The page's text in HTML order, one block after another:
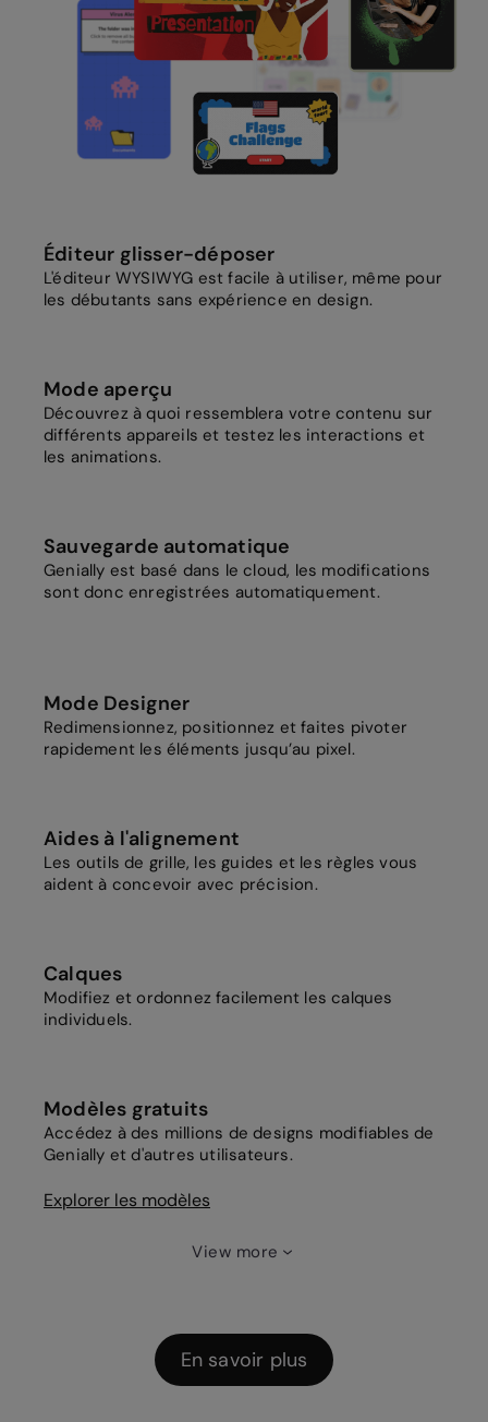
Éditeur glisser-déposer
L'éditeur WYSIWYG est facile à utiliser, même pour
les débutants sans expérience en design.
Mode aperçu
Découvrez à quoi ressemblera votre contenu sur
différents appareils et testez les interactions et
les animations.
Sauvegarde automatique
Genially est basé dans le cloud, les modifications
sont donc enregistrées automatiquement.
Mode Designer
Redimensionnez, positionnez et faites pivoter
rapidement les éléments jusqu’au pixel.
Aides à l'alignement
Les outils de grille, les guides et les règles vous
aident à concevoir avec précision.
Calques
Modifiez et ordonnez facilement les calques
individuels.
Modèles gratuits
Accédez à des millions de designs modifiables de
Genially et d'autres utilisateurs.
Explorer les modèles
View more
En savoir plus